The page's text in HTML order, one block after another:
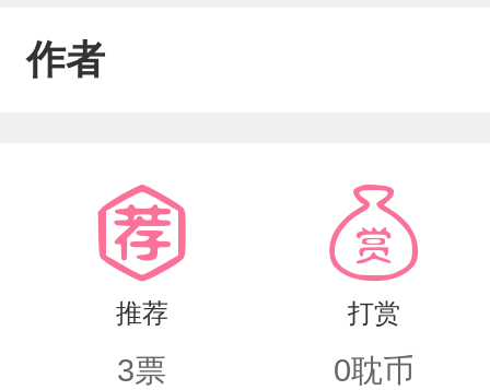
一，身无五行血脉，被系统告知，可
冥攻——北西、徐霆飞、乔奢费、柯胜
作者
推荐
3票
打赏
0耽币